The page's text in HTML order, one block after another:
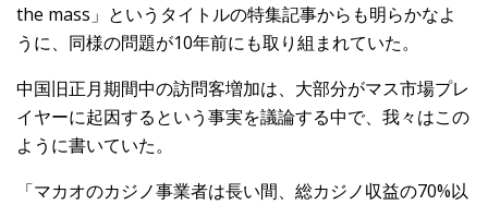
the mass」というタイトルの特集記事からも明らかなよ
うに、同様の問題が10年前にも取り組まれていた。
中国旧正月期間中の訪問客増加は、大部分がマス市場プレ
イヤーに起因するという事実を議論する中で、我々はこの
ように書いていた。
「マカオのカジノ事業者は長い間、総カジノ収益の70%以